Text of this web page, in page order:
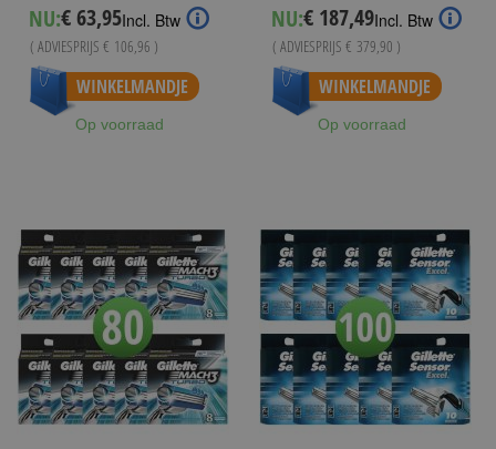
NU:Special
Price
€ 63,95Incl. Btw
( ADVIESPRIJS € 106,96 )
WINKELMANDJE
Op voorraad
NU:Special
Price
€ 187,49Incl. Btw
( ADVIESPRIJS € 379,90 )
WINKELMANDJE
Op voorraad